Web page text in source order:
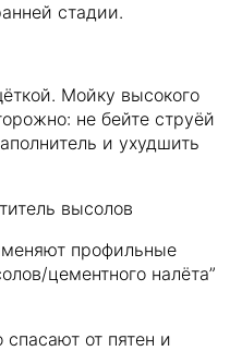
стадии.
Мойку высокого
не бейте струёй
и ухудшить
высолов
профильные
цементного налёта”
от пятен и